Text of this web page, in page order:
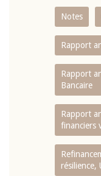
Notes
Rapport
Rapport
Bancaire
Rapport
financiers
résilience,